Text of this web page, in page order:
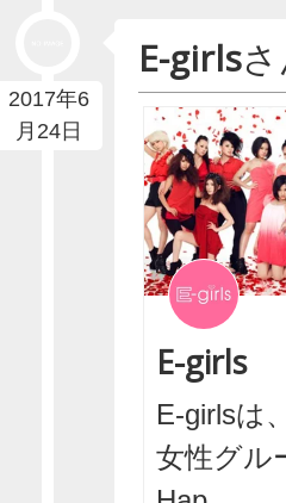
2017年6
月24日
E-girls
E-girls
E-girlsは
女性グル